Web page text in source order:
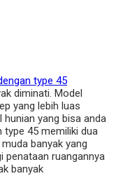
type 45
diminati. Model
yang lebih luas
hunian yang bisa anda
type 45 memiliki dua
banyak yang
penataan ruangannya
banyak